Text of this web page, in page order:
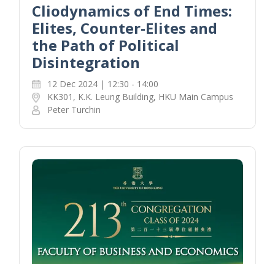
Cliodynamics of End Times:
Elites, Counter-Elites and
the Path of Political
Disintegration
12 Dec 2024 | 12:30 - 14:00
KK301, K.K. Leung Building, HKU Main Campus
Peter Turchin